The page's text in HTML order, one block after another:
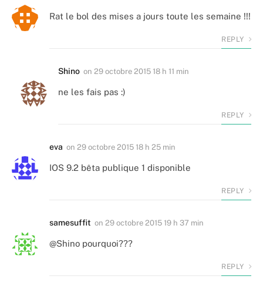
Rat le bol des mises a jours toute les semaine !!!
REPLY
Shino on 29 octobre 2015 18 h 11 min
ne les fais pas :)
REPLY
eva on 29 octobre 2015 18 h 25 min
IOS 9.2 bêta publique 1 disponible
REPLY
samesuffit on 29 octobre 2015 19 h 37 min
@Shino pourquoi???
REPLY